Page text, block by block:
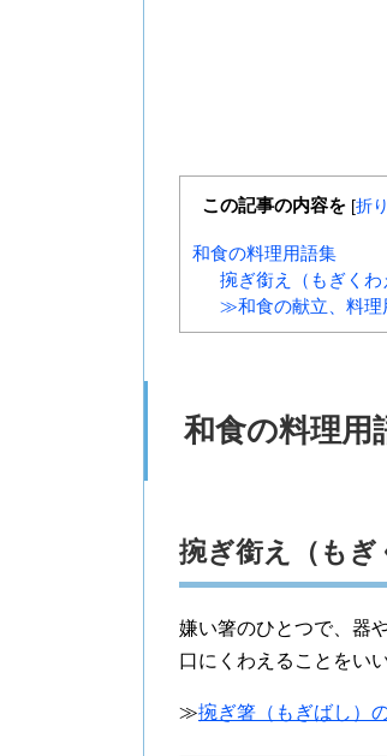
この記事の内容を [折
和食の料理用語集
捥ぎ銜え（もぎくわ
≫和食の献立、料理
和食の料理用
捥ぎ銜え（もぎ
嫌い箸のひとつで、器
口にくわえることをい
≫捥ぎ箸（もぎばし）